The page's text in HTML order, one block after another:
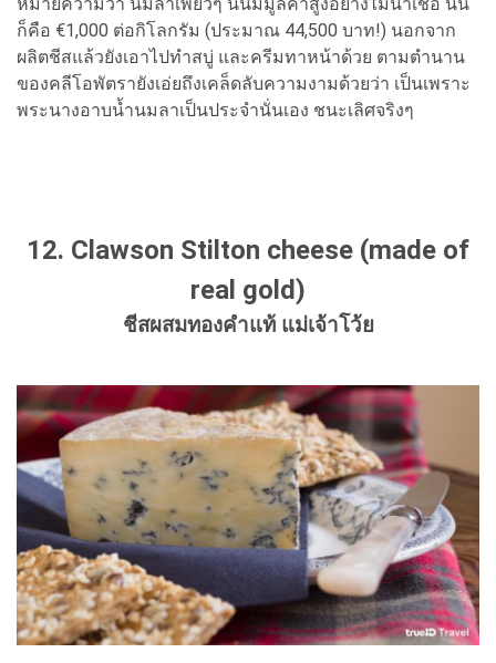
ก็คือ €1,000 ต่อกิโลกรัม (ประมาณ 44,500 บาท!) นอกจาก
ผลิตชีสแล้วยังเอาไปทำสบู่ และครีมทาหน้าด้วย ตามตำนาน
ของคลีโอพัตรายังเอ่ยถึงเคล็ดลับความงามด้วยว่า เป็นเพราะ
พระนางอาบน้ำนมลาเป็นประจำนั่นเอง ชนะเลิศจริงๆ
12. Clawson Stilton cheese (made of
real gold)
ชีสผสมทองคำแท้ แม่เจ้าโว้ย